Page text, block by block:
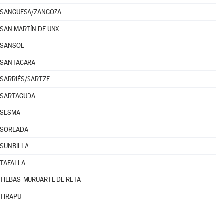
SANGÜESA/ZANGOZA
SAN MARTÍN DE UNX
SANSOL
SANTACARA
SARRIÉS/SARTZE
SARTAGUDA
SESMA
SORLADA
SUNBILLA
TAFALLA
TIEBAS-MURUARTE DE RETA
TIRAPU